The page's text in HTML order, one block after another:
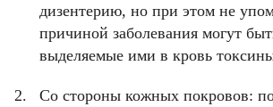
дизентерию, но при этом не
причиной заболевания могут
выделяемые ими в кровь
Со стороны кожных покровов: